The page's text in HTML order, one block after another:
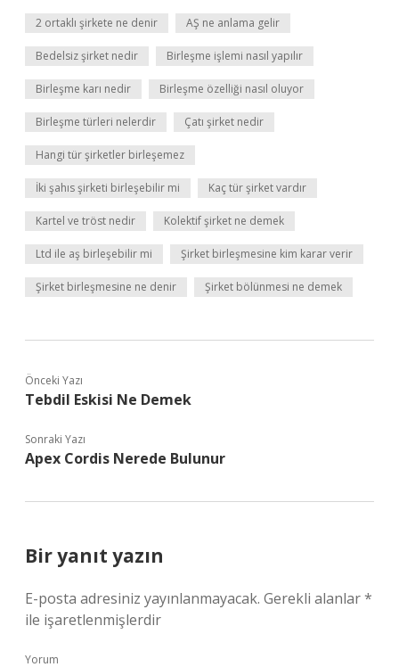
2 ortaklı şirkete ne denir AŞ ne anlama gelir
Bedelsiz şirket nedir Birleşme işlemi nasıl yapılır
Birleşme karı nedir Birleşme özelliği nasıl oluyor
Birleşme türleri nelerdir Çatı şirket nedir
Hangi tür şirketler birleşemez
İki şahıs şirketi birleşebilir mi Kaç tür şirket vardır
Kartel ve tröst nedir Kolektif şirket ne demek
Ltd ile aş birleşebilir mi Şirket birleşmesine kim karar verir
Şirket birleşmesine ne denir Şirket bölünmesi ne demek
Önceki Yazı
Tebdil Eskisi Ne Demek
Sonraki Yazı
Apex Cordis Nerede Bulunur
Bir yanıt yazın
E-posta adresiniz yayınlanmayacak. Gerekli alanlar*
ile işaretlenmişlerdir
Yorum